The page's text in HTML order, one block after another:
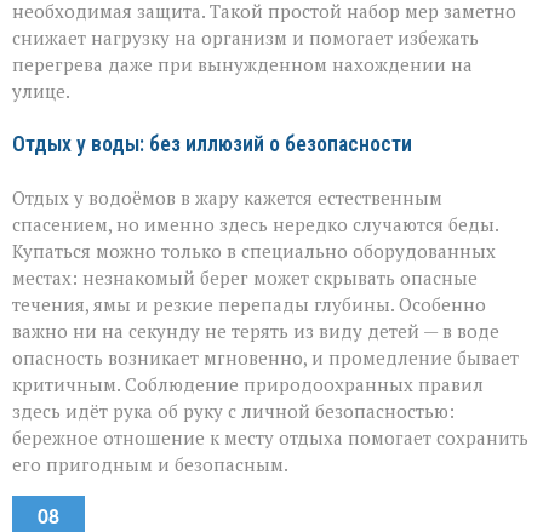
необходимая защита. Такой простой набор мер заметно
снижает нагрузку на организм и помогает избежать
перегрева даже при вынужденном нахождении на
улице.
Отдых у воды: без иллюзий о безопасности
Отдых у водоёмов в жару кажется естественным
спасением, но именно здесь нередко случаются беды.
Купаться можно только в специально оборудованных
местах: незнакомый берег может скрывать опасные
течения, ямы и резкие перепады глубины. Особенно
важно ни на секунду не терять из виду детей — в воде
опасность возникает мгновенно, и промедление бывает
критичным. Соблюдение природоохранных правил
здесь идёт рука об руку с личной безопасностью:
бережное отношение к месту отдыха помогает сохранить
его пригодным и безопасным.
08